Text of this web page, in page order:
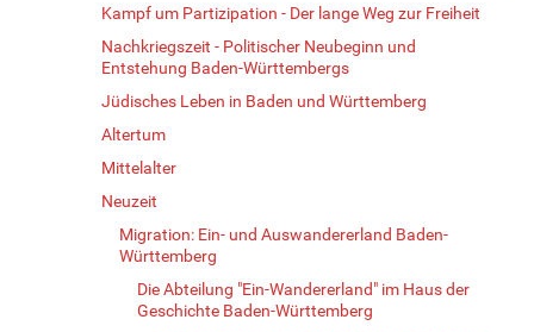
Kampf um Partizipation - Der lange Weg zur Freiheit
Nachkriegszeit - Politischer Neubeginn und
Entstehung Baden-Württembergs
Jüdisches Leben in Baden und Württemberg
Altertum
Mittelalter
Neuzeit
Migration: Ein- und Auswandererland Baden-
Württemberg
Die Abteilung "Ein-Wandererland" im Haus der
Geschichte Baden-Württemberg